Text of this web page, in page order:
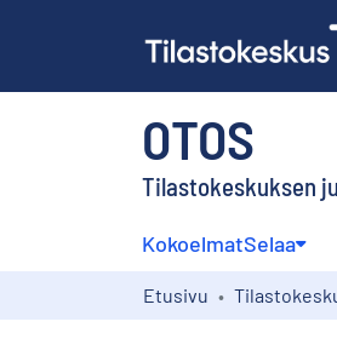
OTOS
Tilastokeskuksen
KokoelmatSelaa
Etusivu